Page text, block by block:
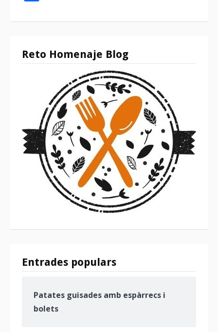
Reto Homenaje Blog
Entrades populars
Patates guisades amb espàrrecs i
bolets